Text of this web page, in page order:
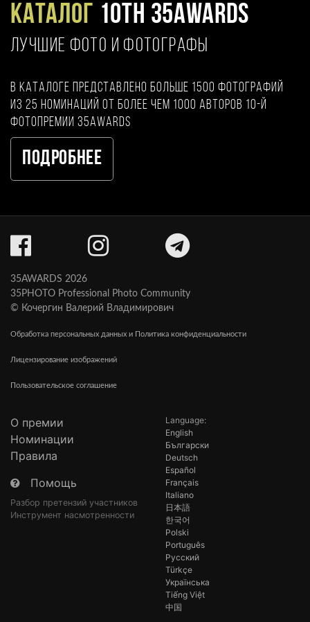
Каталог 10TH 35AWARDS
ЛУЧШИЕ ФОТО И ФОТОГРАФЫ
В каталоге представлено больше 1500 фотографий
из 25 номинаций от более чем 1000 авторов 10-й
фотопремии 35AWARDS
Подробнее
35AWARDS 2026
35PHOTO Professional Photo Community
© Кочергин Валерий Владимирович
Обработка персональных данных и Политика конфиденциальности
Лицензирование изображений
Пользовательское соглашение
О премии
Номинации
Правила
Помощь
Разбор претензий участников
Инструмент насмотренности
Language:
English
Български
Deutsch
Español
Français
Italiano
日本語
한국어
Polski
Português
Русский
Türkçe
Українська
Tiếng Việt
中国